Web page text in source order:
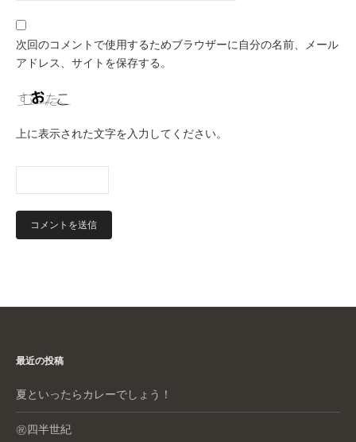
次回のコメントで使用するためブラウザーに自分の名前、メール
アドレス、サイトを保存する。
上に表示された文字を入力してください。
最近の投稿
夏といったらカレーでしょう！
㊗️四半世紀